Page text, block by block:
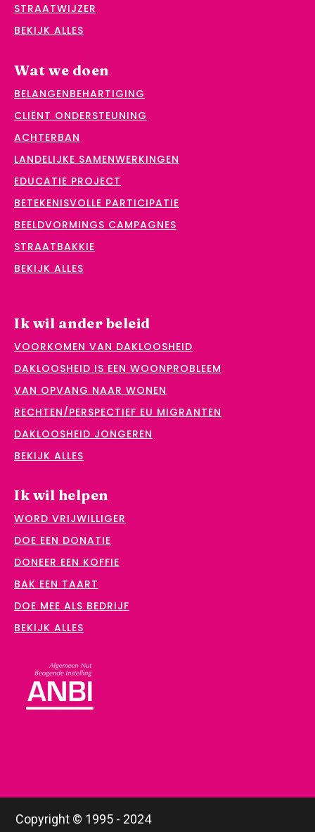
STRAATWIJZER
BEKIJK ALLES
Wat we doen
BELANGENBEHARTIGING
CLIËNT ONDERSTEUNING
ACHTERBAN
LANDELIJKE SAMENWERKINGEN
EDUCATIE PROJECT
BETEKENISVOLLE PARTICIPATIE
BEELDVORMINGS CAMPAGNES
STRAATBAKKIE
BEKIJK ALLES
Ik wil ander beleid
VOORKOMEN VAN DAKLOOSHEID
DAKLOOSHEID IS EEN WOONPROBLEEM
VAN OPVANG NAAR WONEN
RECHTEN/PERSPECTIEF EU MIGRANTEN
DAKLOOSHEID JONGEREN
BEKIJK ALLES
Ik wil helpen
WORD VRIJWILLIGER
DOE EEN DONATIE
DONEER EEN KOFFIE
BAK EEN TAART
DOE MEE ALS BEDRIJF
BEKIJK ALLES
Copyright © 1995 - 2024